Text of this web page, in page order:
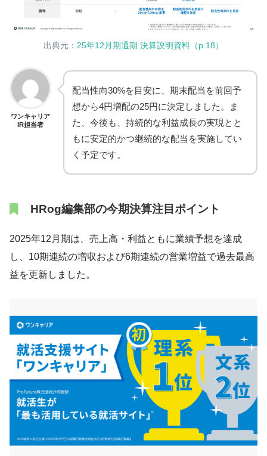
出典元： 25年12月期通期 決算説明資料（p.18）
ワンキャリア
IR担当者
配当性向30%を目安に、期末配当を前回予
想から4円増配の25円に決定しました。ま
た、今後も、持続的な利益成長の実現とと
もに安定的かつ継続的な配当を実施してい
く予定です。
HRog編集部の今期決算注目ポイント
2025年12月期は、売上高・利益ともに業績予想を達成
し、10期連続の増収および6期連続の営業増益で過去最高
益を更新しました。